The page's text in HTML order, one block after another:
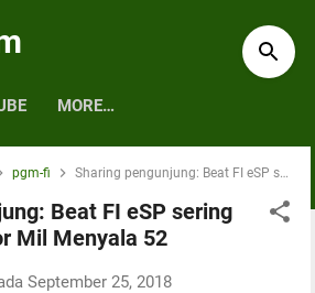
MORE…
pgm-fi Sharing pengunjung: Beat FI eSP sering Mogok, Indikator Mil Menyala 52
Beat FI eSP sering
Mil Menyala 52
September 25, 2018